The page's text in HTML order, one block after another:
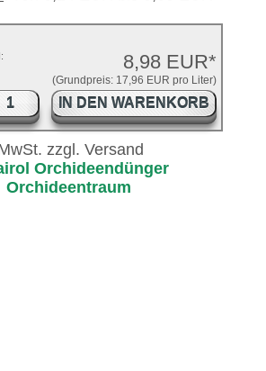
8,98 EUR*
(Grundpreis: 17,96 EUR pro Liter)
IN DEN WARENKORB